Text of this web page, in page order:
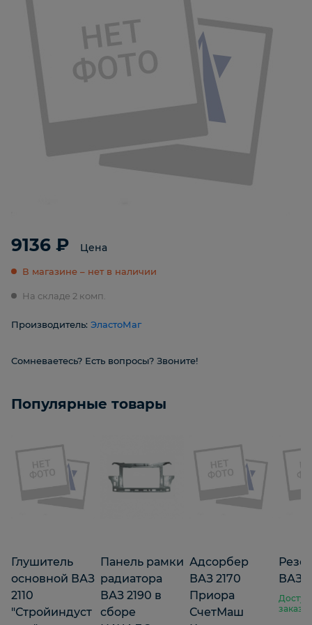
9136 ₽ Цена
В магазине – нет в наличии
На складе 2 комп.
Производитель: ЭластоМаг
Сомневаетесь? Есть вопросы? Звоните!
Популярные товары
Глушитель
основной ВАЗ
2110
"Стройиндуст
Панель рамки
радиатора
ВАЗ 2190 в
сборе
Адсорбер
ВАЗ 2170
Приора
СчетМаш
ВАЗ
заказа